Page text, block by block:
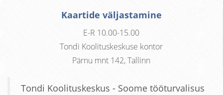
Kaartide väljastamine
E-R 10.00-15.00
Tondi Koolituskeskuse kontor
Pärnu mnt 142, Tallinn
Tondi Koolituskeskus - Soome tööturvalisus